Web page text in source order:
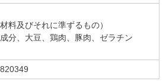
材料及びそれに準ずるもの）
分、大豆、鶏肉、豚肉、ゼラチン